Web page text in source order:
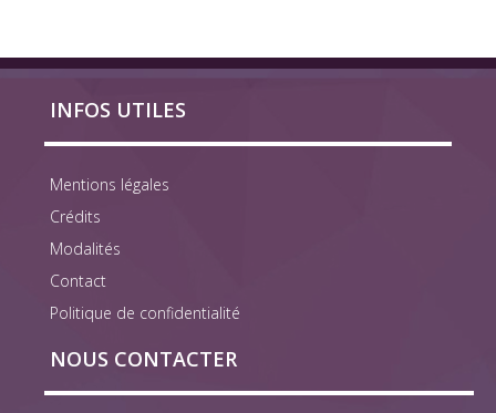
INFOS UTILES
Mentions légales
Crédits
Modalités
Contact
Politique de confidentialité
NOUS CONTACTER